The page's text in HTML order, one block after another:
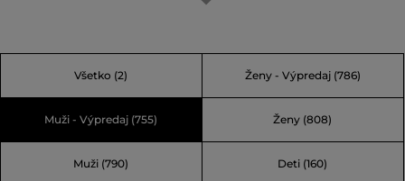
vysokohorských túrach. Vieme, že prvotriedna výbava je
okolo party nadšencov vo výnimočnom švédskom meste
Åre, ktoré má nepredvídateľné počasie. Vďaka dôrazu na
trendy sa stala najväčšou škandinávskou značkou
Všetko (2) Ženy - Výpredaj(786)
Muži - Výpredaj (755) Ženy (808)
Muži (790) Deti (160)